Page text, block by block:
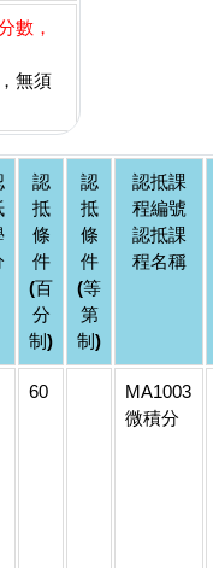
數，
，無須
認
抵
條
件
(百
分
制)
認
抵
條
件
(等
第
制)
認抵課
程編號
認抵課
程名稱
60
MA1003
微積分